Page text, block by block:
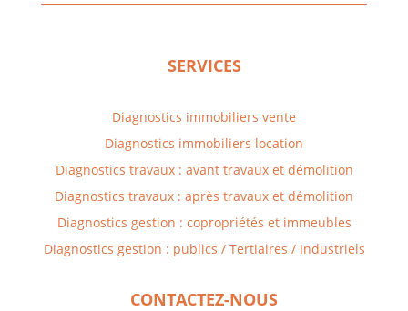
SERVICES
Diagnostics immobiliers vente
Diagnostics immobiliers location
Diagnostics travaux : avant travaux et démolition
Diagnostics travaux : après travaux et démolition
Diagnostics gestion : copropriétés et immeubles
Diagnostics gestion : publics / Tertiaires / Industriels
CONTACTEZ-NOUS